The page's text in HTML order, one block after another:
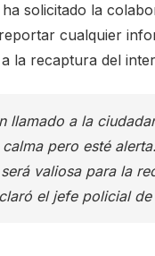
solicitado la
cualquier
la recaptura del
llamado a la
pero esté
valiosa para la
el jefe policial de